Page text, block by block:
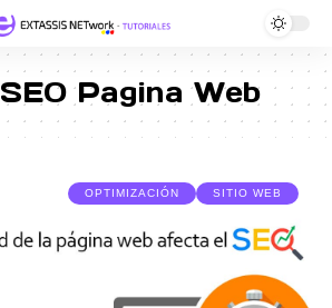
SEO Pagina Web
OPTIMIZACIÓN SITIO WEB